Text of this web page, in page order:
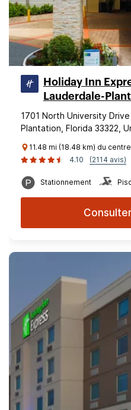
Holiday Inn
Lauderdale-
1701 North University Drive
Plantation, Florida 33322,
11.48 mi (18.48 km) du
4.10
(2114 avis)
Stationnement